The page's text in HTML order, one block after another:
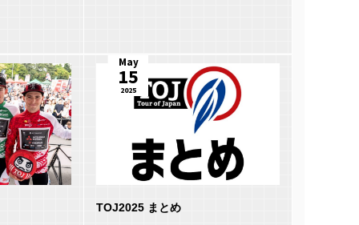
TOJ2025 まとめ
May
15
2025